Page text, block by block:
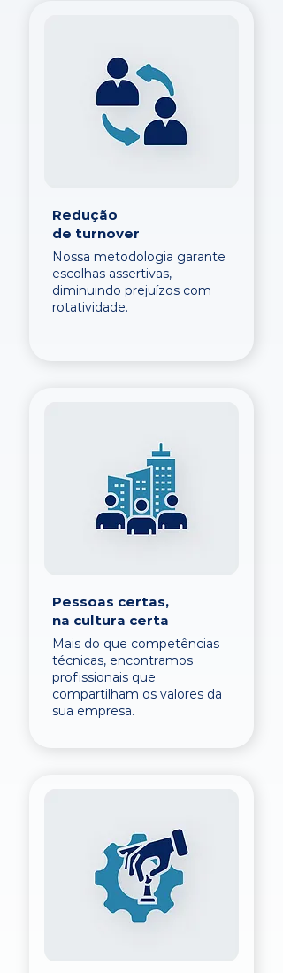
Redução
de turnover
Nossa metodologia garante
escolhas assertivas,
diminuindo prejuízos com
rotatividade.
Pessoas certas,
na cultura certa
Mais do que competências
técnicas, encontramos
profissionais que
compartilham os valores da
sua empresa.